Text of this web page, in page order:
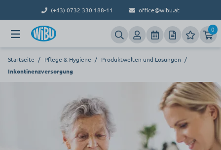
(+43) 0732 330 188-11 office@wibu.at
0
Startseite / Pflege & Hygiene / Produktwelten und Lösungen /
Inkontinenzversorgung